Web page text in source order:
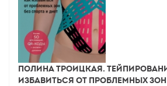
Полина Троицкая.
избавиться от проблемных зон